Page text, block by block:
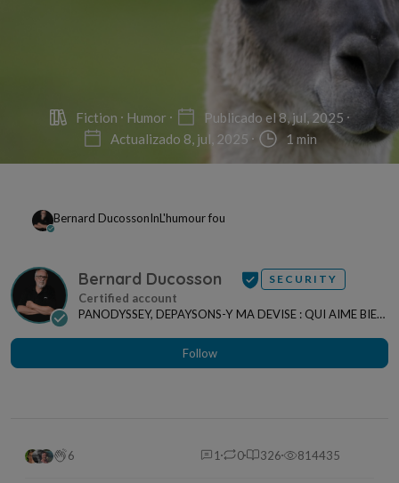
Fiction Humor
Publicado el 8, jul, 2025
Actualizado 8, jul, 2025
1 min
Bernard DucossonInL'humour fou
Bernard Ducosson SECURITY
PANODYSSEY, DEPAYSONS-Y MA DEVISE : QUI AIME BIEN,
Follow
6 1 0 326 814435